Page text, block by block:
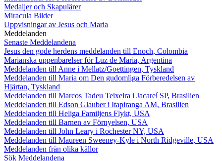
Medaljer och Skapulärer
Miracula Bilder
Uppvisningar av Jesus och Maria
Meddelanden
Senaste Meddelandena
Jesus den gode herdens meddelanden till Enoch, Colombia
Marianska uppenbarelser för Luz de Maria, Argentina
Meddelanden till Anne i Mellatz/Goettingen, Tyskland
Meddelanden till Maria om Den gudomliga Förberedelsen av
Hjärtan, Tyskland
Meddelanden till Marcos Tadeu Teixeira i Jacareí SP, Brasilien
Meddelanden till Edson Glauber i Itapiranga AM, Brasilien
Meddelanden till Heliga Familjens Flykt, USA
Meddelanden till Barnen av Förnyelsen, USA
Meddelanden till John Leary i Rochester NY, USA
Meddelanden till Maureen Sweeney-Kyle i North Ridgeville, USA
Meddelanden från olika källor
Sök Meddelandena